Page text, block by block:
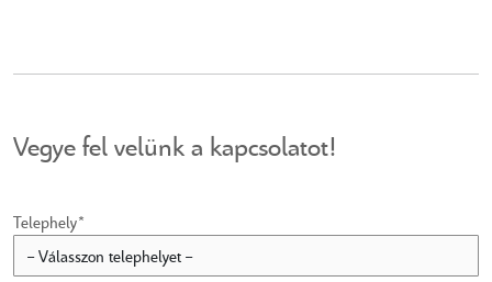
Vegye fel velünk a kapcsolatot!
Telephely*